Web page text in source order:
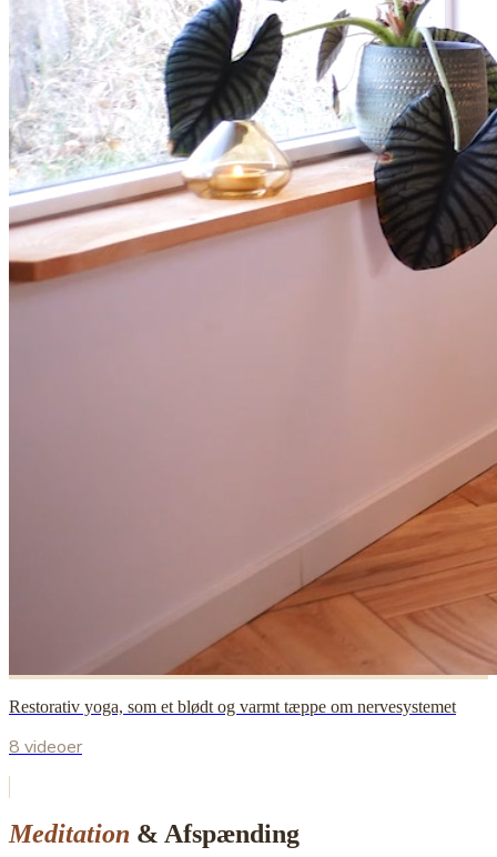
Restorativ yoga, som et blødt og varmt tæppe om nervesystemet
8 videoer
Meditation & Afspænding